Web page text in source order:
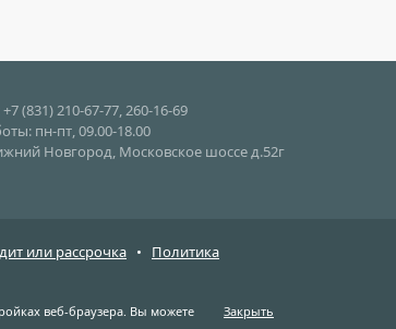
(831) 210-67-77, 260-16-69
пн-пт, 09.00-18.00
Новгород, Московское шоссе д.52г
или рассрочка • Политика
Закрыть
веб-браузера. Вы можете